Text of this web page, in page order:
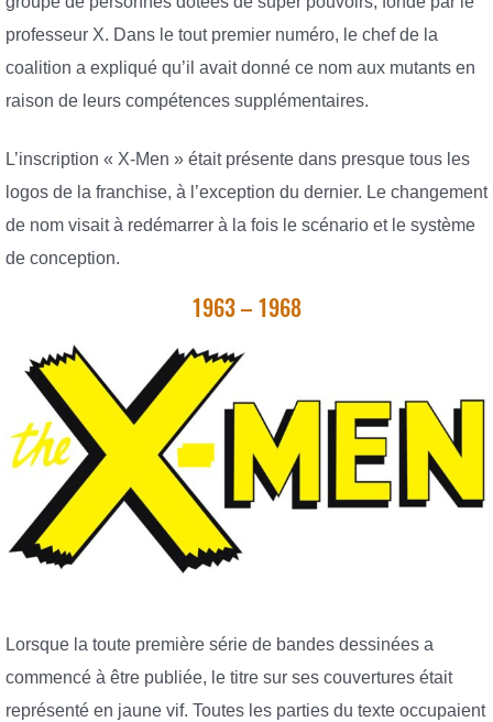
professeur X. Dans le tout premier numéro, le chef de la
coalition a expliqué qu’il avait donné ce nom aux mutants en
raison de leurs compétences supplémentaires.
L’inscription « X-Men » était présente dans presque tous les
logos de la franchise, à l’exception du dernier. Le changement
de nom visait à redémarrer à la fois le scénario et le système
de conception.
1963 – 1968
Lorsque la toute première série de bandes dessinées a
commencé à être publiée, le titre sur ses couvertures était
représenté en jaune vif. Toutes les parties du texte occupaient